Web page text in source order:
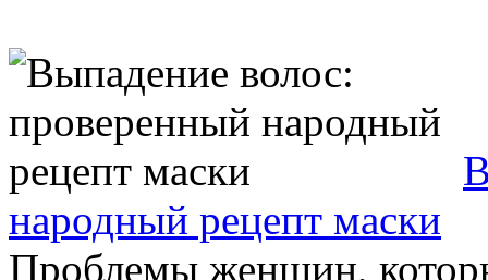
народный рецепт маски
Проблемы женщин,